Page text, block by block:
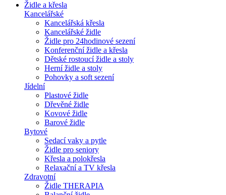
Židle a křesla
Kancelářské
Kancelářská křesla
Kancelářské židle
Židle pro 24hodinové sezení
Konferenční židle a křesla
Dětské rostoucí židle a stoly
Herní židle a stoly
Pohovky a soft sezení
Jídelní
Plastové židle
Dřevěné židle
Kovové židle
Barové židle
Bytové
Sedací vaky a pytle
Židle pro seniory
Křesla a polokřesla
Relaxační a TV křesla
Zdravotní
Židle THERAPIA